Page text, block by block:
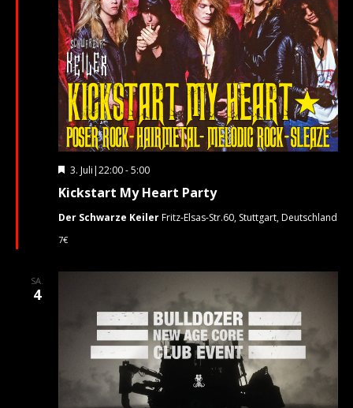
Kickstart My Heart Party
Hervorgehoben
3. Juli|22:00-5:00
Der Schwarze KeilerFritz-Elsas-Str.60, Stuttgart, Deutschland
7€
SA.
4